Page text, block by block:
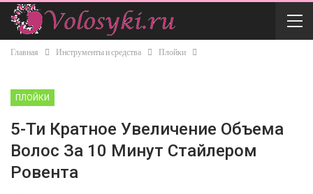
Главная Инструменты и средства Плойки
ПЛОЙКИ
5-Ти Кратное Увеличение Объема
Волос За 10 Минут Стайлером
Ровента